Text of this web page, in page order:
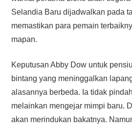
Selandia Baru dijadwalkan pada
memastikan para pemain
mapan.
Keputusan Abby Dow untuk
bintang yang meninggalkan
alasannya berbeda. Ia tidak
melainkan mengejar mimpi baru.
akan merindukan bakatnya.